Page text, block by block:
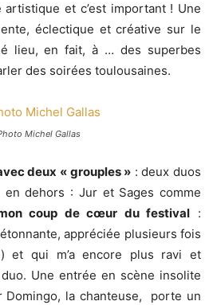
et c’est important ! Une
éclectique et créative sur le
lieu, en fait, à … des superbes
des soirées toulousaines.
Michel Gallas
deux « grouples » : deux duos
dehors : Jur et Sages comme
coup de cœur du festival :
appréciée plusieurs fois
et qui m’a encore plus ravi et
Une entrée en scène insolite
la chanteuse, porte un